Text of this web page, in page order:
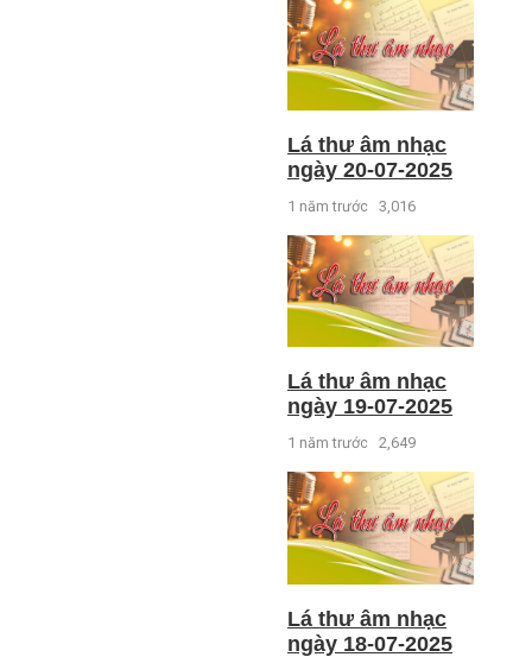
Lá thư âm nhạc
ngày 20-07-2025
1 năm trước 3,016
Lá thư âm nhạc
ngày 19-07-2025
1 năm trước 2,649
Lá thư âm nhạc
ngày 18-07-2025